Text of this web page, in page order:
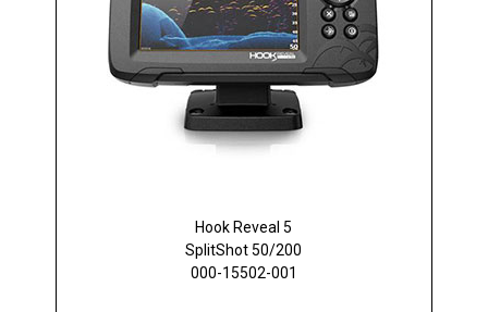
Hook Reveal 5
SplitShot 50/200
000-15502-001